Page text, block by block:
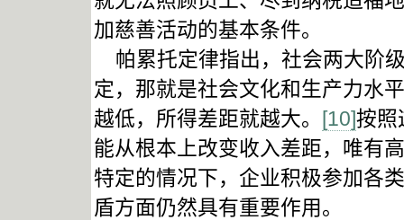
加慈善活动的基本条件。
帕累托定律指出，社会两大阶
定，那就是社会文化和生产力水
越低，所得差距就越大。 [10]按照
能从根本上改变收入差距，唯有
特定的情况下，企业积极参加各
盾方面仍然具有重要作用。